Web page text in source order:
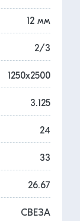
12 мм
2/3
1250x2500
3.125
24
33
26.67
СВЕЗА